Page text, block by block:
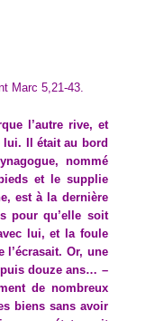
Marc 5,21-43.
l’autre rive, et
lui. Il était au bord
nommé
et le supplie
est à la dernière
pour qu’elle soit
lui, et la foule
l’écrasait. Or, une
douze ans… –
de nombreux
biens sans avoir